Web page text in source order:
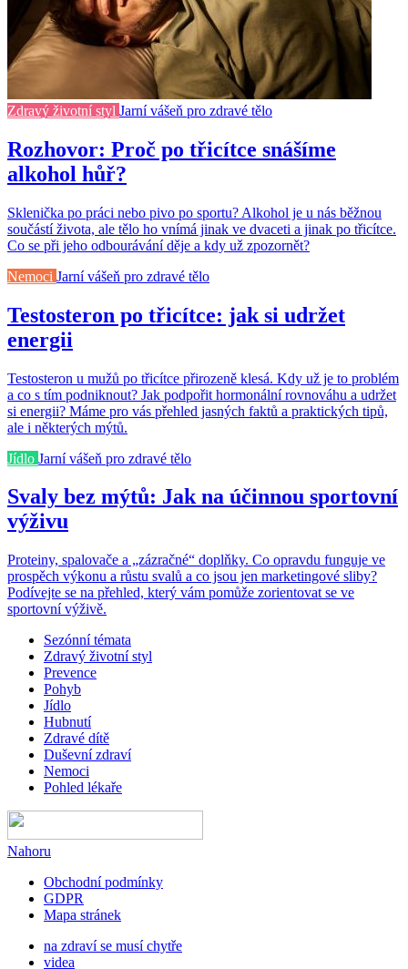
Zdravý životní styl Jarní vášeň pro zdravé tělo
Rozhovor: Proč po třicítce snášíme
alkohol hůř?
Sklenička po práci nebo pivo po sportu? Alkohol je u nás běžnou
součástí života, ale tělo ho vnímá jinak ve dvaceti a jinak po třicítce.
Co se při jeho odbourávání děje a kdy už zpozornět?
Nemoci Jarní vášeň pro zdravé tělo
Testosteron po třicítce: jak si udržet
energii
Testosteron u mužů po třicítce přirozeně klesá. Kdy už je to problém
a co s tím podniknout? Jak podpořit hormonální rovnováhu a udržet
si energii? Máme pro vás přehled jasných faktů a praktických tipů,
ale i některých mýtů.
Jídlo Jarní vášeň pro zdravé tělo
Svaly bez mýtů: Jak na účinnou sportovní
výživu
Proteiny, spalovače a „zázračné“ doplňky. Co opravdu funguje ve
prospěch výkonu a růstu svalů a co jsou jen marketingové sliby?
Podívejte se na přehled, který vám pomůže zorientovat se ve
sportovní výživě.
Sezónní témata
Zdravý životní styl
Prevence
Pohyb
Jídlo
Hubnutí
Zdravé dítě
Duševní zdraví
Nemoci
Pohled lékaře
Nahoru
Obchodní podmínky
GDPR
Mapa stránek
na zdraví se musí chytře
videa